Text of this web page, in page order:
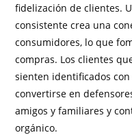
fidelización de clientes.
consistente crea una
consumidores, lo que
compras. Los clientes
sienten identificados
convertirse en
amigos y familiares y
orgánico.